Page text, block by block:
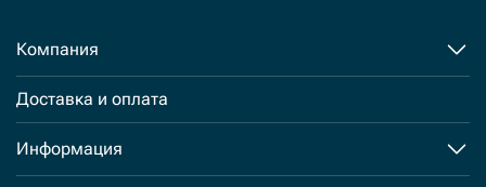
Компания
Доставка и оплата
Информация